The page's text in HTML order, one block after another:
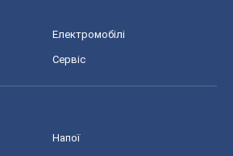
Електромобілі
Сервіс
Напої